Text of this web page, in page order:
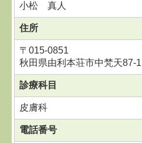
小松 真人
住所
〒015-0851
秋田県由利本荘市中梵天87-1
診療科目
皮膚科
電話番号